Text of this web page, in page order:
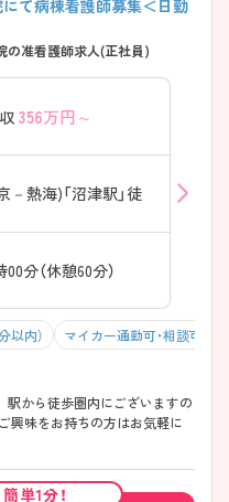
て病棟看護師募集＜日勤
准看護師求人(正社員)
356万円～
熱海)「沼津駅」徒
分（休憩60分）
以内） マイカー通勤可・相談可
簡単1分！